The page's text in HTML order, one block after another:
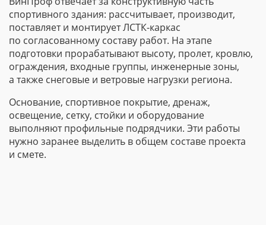
спортивного здания: рассчитывает, производит,
поставляет и монтируетЛСТК-каркас
по согласованному составу работ. На этапе
подготовки прорабатывают высоту, пролет, кровлю,
ограждения, входные группы, инженерные зоны,
а также снеговые и ветровые нагрузки региона.
Основание, спортивное покрытие, дренаж,
освещение, сетку, стойки и оборудование
выполняют профильные подрядчики. Эти работы
нужно заранее выделить в общем составе проекта
и смете.